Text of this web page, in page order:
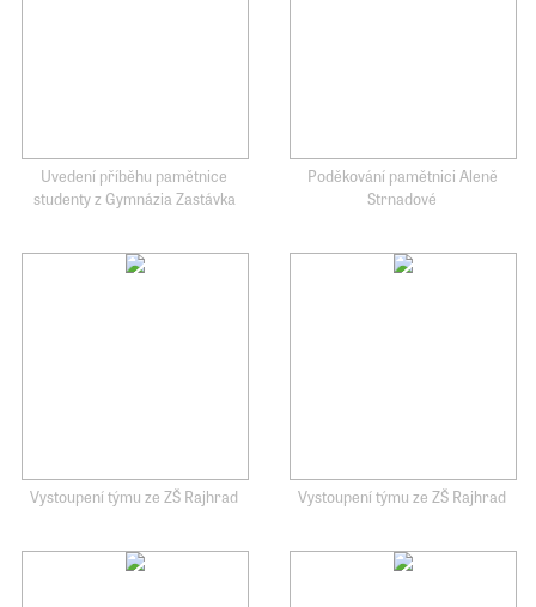
Uvedení příběhu pamětnice
studenty z Gymnázia Zastávka
Poděkování pamětnici Aleně
Strnadové
Vystoupení týmu ze ZŠ Rajhrad Vystoupení týmu ze ZŠ Rajhrad